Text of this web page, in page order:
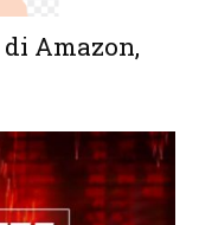
Amazon,